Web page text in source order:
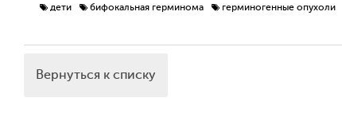
дети бифокальная герминома герминогенные опухоли
Вернуться к списку